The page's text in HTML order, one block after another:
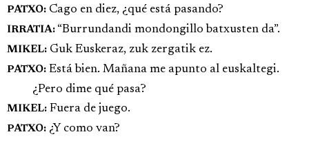
PATXO: Cago en diez, ¿qué está pasando?
IRRATIA: “Burrundandi mondongillo batxusten da”.
MIKEL: Guk Euskeraz, zuk zergatik ez.
PATXO: Está bien. Mañana me apunto al euskaltegi.
¿Pero dime qué pasa?
MIKEL: Fuera de juego.
PATXO: ¿Y como van?